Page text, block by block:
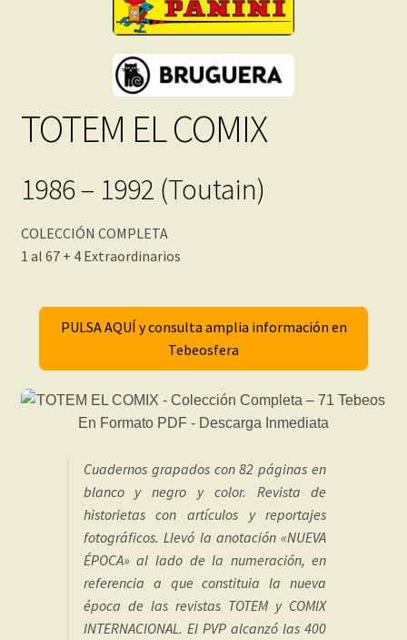
TOTEM EL COMIX
1986 – 1992 (Toutain)
COLECCIÓN COMPLETA
1 al 67 + 4 Extraordinarios
PULSA AQUÍ y consulta amplia información en
Tebeosfera
Cuadernos grapados con 82 páginas en
blanco y negro y color. Revista de
historietas con artículos y reportajes
fotográficos. Llevó la anotación «NUEVA
ÉPOCA» al lado de la numeración, en
referencia a que constituia la nueva
época de las revistas TOTEM y COMIX
INTERNACIONAL. El PVP alcanzó las 400